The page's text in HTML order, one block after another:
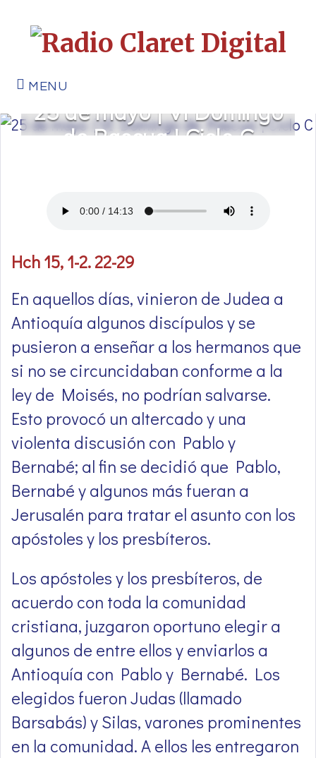
MENU
25 de mayo | VI Domingo
de Pascua | Ciclo C
Hch 15, 1-2. 22-29
En aquellos días, vinieron de Judea a
Antioquía algunos discípulos y se
pusieron a enseñar a los hermanos que
si no se circuncidaban conforme a la
ley de Moisés, no podrían salvarse.
Esto provocó un altercado y una
violenta discusión con Pablo y
Bernabé; al fin se decidió que Pablo,
Bernabé y algunos más fueran a
Jerusalén para tratar el asunto con los
apóstoles y los presbíteros.
Los apóstoles y los presbíteros, de
acuerdo con toda la comunidad
cristiana, juzgaron oportuno elegir a
algunos de entre ellos y enviarlos a
Antioquía con Pablo y Bernabé. Los
elegidos fueron Judas (llamado
Barsabás) y Silas, varones prominentes
en la comunidad. A ellos les entregaron